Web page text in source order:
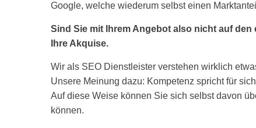
Google, welche wiederum selbst einen
Sind Sie mit Ihrem Angebot also nicht auf
Ihre Akquise.
Wir als SEO Dienstleister verstehen wirklich
Unsere Meinung dazu: Kompetenz spricht für
Auf diese Weise können Sie sich selbst davon
können.